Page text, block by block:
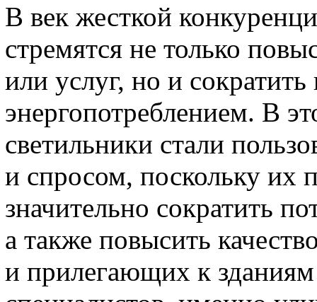
В век жесткой
стремятся не только
или услуг, но и
энергопотреблением. В
светильники стали
и спросом, поскольку их
значительно сократить
а также повысить
и прилегающих к